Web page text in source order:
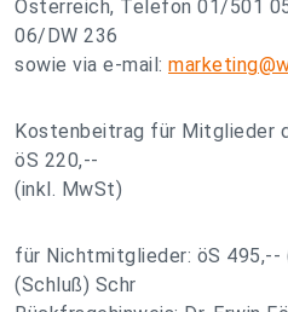
Österreich, Telefon 01/501
06/DW 236
sowie via e-mail:
Kostenbeitrag für Mitglieder
öS 220,--
(inkl. MwSt)
für Nichtmitglieder: öS 495,--
(Schluß) Schr